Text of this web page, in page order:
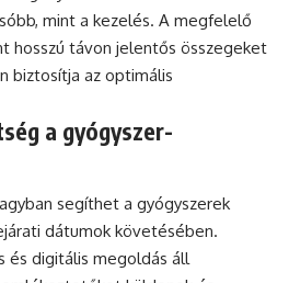
mint a kezelés. A megfelelő
hosszú távon jelentős összegeket
biztosítja az optimális
a gyógyszer-
segíthet a gyógyszerek
dátumok követésében.
és digitális megoldás áll